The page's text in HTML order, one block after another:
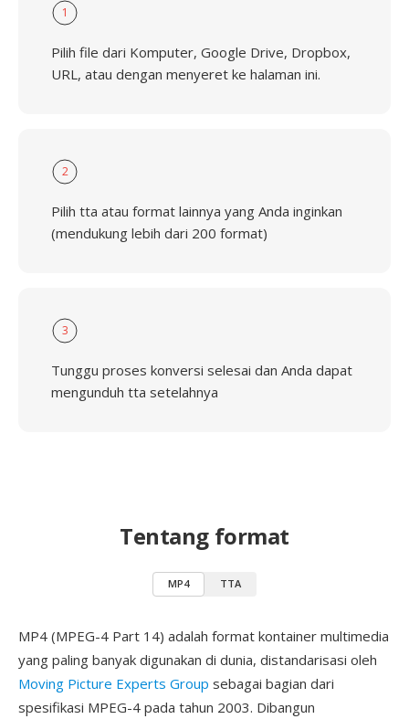
1
Pilih file dari Komputer, Google Drive, Dropbox,
URL, atau dengan menyeret ke halaman ini.
2
Pilih tta atau format lainnya yang Anda inginkan
(mendukung lebih dari 200 format)
3
Tunggu proses konversi selesai dan Anda dapat
mengunduh tta setelahnya
Tentang format
MP4 TTA
MP4 (MPEG-4 Part 14) adalah format kontainer multimedia
yang paling banyak digunakan di dunia, distandarisasi oleh
Moving Picture Experts Group sebagai bagian dari
spesifikasi MPEG-4 pada tahun 2003. Dibangun